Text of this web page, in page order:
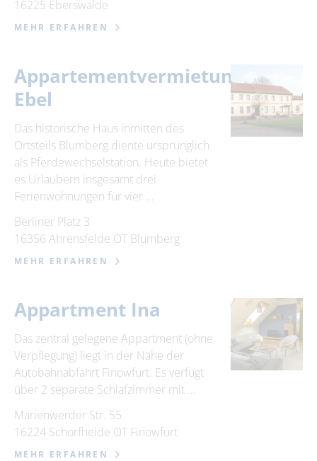
16225 Eberswalde
MEHR ERFAHREN
Appartementvermietung
Ebel
Das historische Haus inmitten des
Ortsteils Blumberg diente ursprünglich
als Pferdewechselstation. Heute bietet
es Urlaubern insgesamt drei
Ferienwohnungen für vier …
Berliner Platz 3
16356 Ahrensfelde OT Blumberg
MEHR ERFAHREN
Appartment Ina
Das zentral gelegene Appartment (ohne
Verpflegung) liegt in der Nähe der
Autobahnabfahrt Finowfurt. Es verfügt
über 2 separate Schlafzimmer mit …
Marienwerder Str. 55
16224 Schorfheide OT Finowfurt
MEHR ERFAHREN